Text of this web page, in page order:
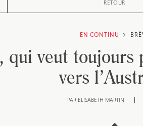
RETOUR
EN CONTINU
qui veut toujours
vers
PAR ELISABETH MARTIN